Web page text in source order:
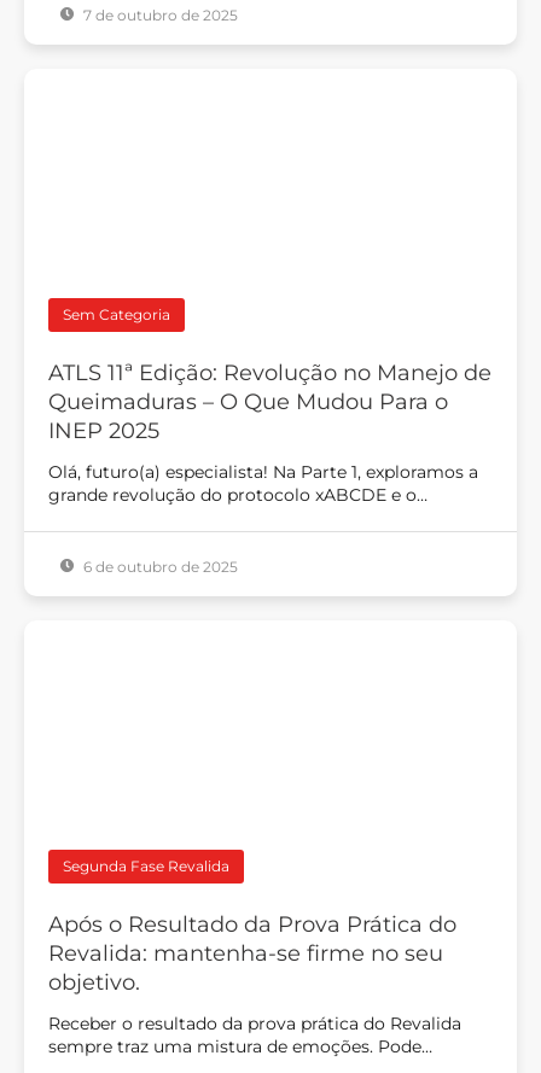
7 de outubro de 2025
Sem Categoria
ATLS 11ª Edição: Revolução no Manejo de
Queimaduras – O Que Mudou Para o
INEP 2025
Olá, futuro(a) especialista! Na Parte 1, exploramos a
grande revolução do protocolo xABCDE e o…
6 de outubro de 2025
Segunda Fase Revalida
Após o Resultado da Prova Prática do
Revalida: mantenha-se firme no seu
objetivo.
Receber o resultado da prova prática do Revalida
sempre traz uma mistura de emoções. Pode…